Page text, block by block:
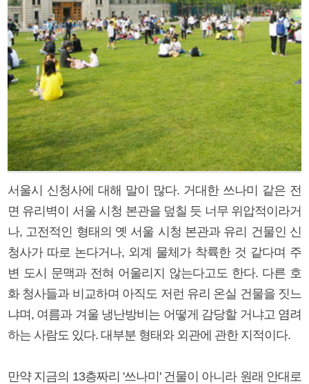
서울시 신청사에 대해 말이 많다. 거대한 쓰나미 같은 전
면 유리벽이 서울 시청 본관을 덮칠 듯 너무 위압적이라거
나, 고전적인 형태의 옛 서울 시청 본관과 유리 건물인 신
청사가 따로 논다거나, 외계 물체가 착륙한 것 같다며 주
변 도시 문맥과 전혀 어울리지 않는다고도 한다. 다른 호
화 청사들과 비교하며 아직도 저런 유리 온실 건물을 짓느
냐며, 여름과 겨울 냉난방비는 어떻게 감당할 거냐고 염려
하는 사람도 있다. 대부분 형태와 외관에 관한 지적이다.
만약 지금의 13층짜리 '쓰나미' 건물이 아니라 원래 안대로